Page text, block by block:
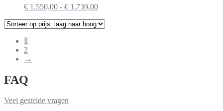
€ 1.550,00 - € 1.739,00Prijsklasse:
tot
1
2
→
FAQ
Veel gestelde vragen